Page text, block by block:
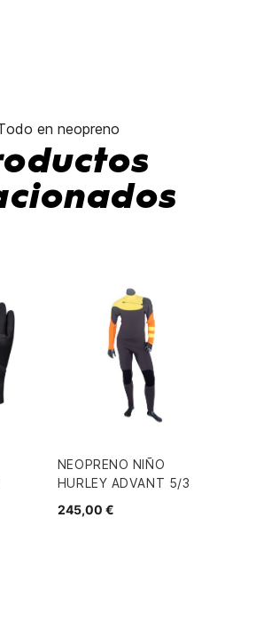
en neopreno
NEOPRENO NIÑO
HURLEY ADVANT 5/3
245,00 €